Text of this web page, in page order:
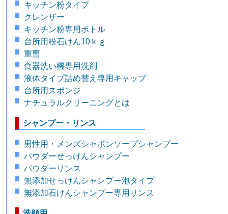
キッチン粉タイプ
クレンザー
キッチン粉専用ボトル
台所用粉石けん10ｋｇ
重曹
食器洗い機専用洗剤
液体タイプ詰め替え専用キャップ
台所用スポンジ
ナチュラルクリーニングとは
シャンプー・リンス
男性用・メンズシャボンソープシャンプー
パウダーせっけんシャンプー
パウダーリンス
無添加せっけんシャンプー泡タイプ
無添加石けんシャンプー専用リンス